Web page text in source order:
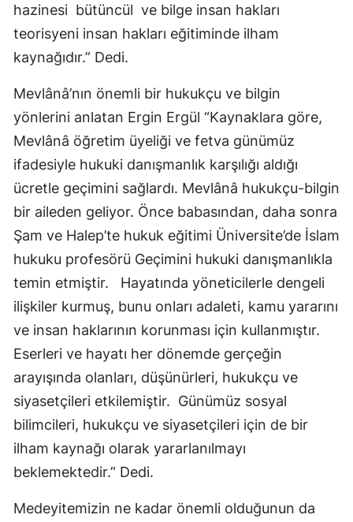
Hatay
Isparta
Mersin
İstanbul
İzmir
Kastamonu
Kayseri
Kırklareli
Kırşehir
Kocaeli
Konya
Malatya
hazinesi bütüncül ve bilge insan hakları
teorisyeni insan hakları eğitiminde ilham
kaynağıdır.” Dedi.
Mevlânâ’nın önemli bir hukukçu ve bilgin
yönlerini anlatan Ergin Ergül “Kaynaklara göre,
Mevlânâ öğretim üyeliği ve fetva günümüz
ifadesiyle hukuki danışmanlık karşılığı aldığı
ücretle geçimini sağlardı. Mevlânâ hukukçu-bilgin
bir aileden geliyor. Önce babasından, daha sonra
Şam ve Halep’te hukuk eğitimi Üniversite’de İslam
hukuku profesörü Geçimini hukuki danışmanlıkla
temin etmiştir. Hayatında yöneticilerle dengeli
ilişkiler kurmuş, bunu onları adaleti, kamu yararını
ve insan haklarının korunması için kullanmıştır.
Eserleri ve hayatı her dönemde gerçeğin
arayışında olanları, düşünürleri, hukukçu ve
siyasetçileri etkilemiştir. Günümüz sosyal
bilimcileri, hukukçu ve siyasetçileri için de bir
ilham kaynağı olarak yararlanılmayı
beklemektedir.” Dedi.
Medeyitemizin ne kadar önemli olduğunun da